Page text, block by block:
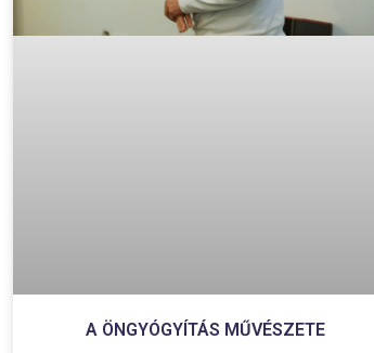
A ÖNGYÓGYÍTÁS MŰVÉSZETE